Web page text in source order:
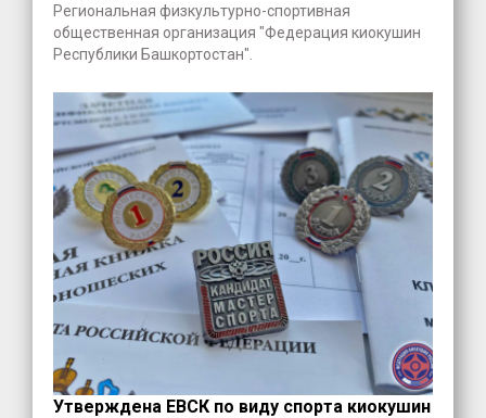
Региональная физкультурно-спортивная
общественная организация "Федерация киокушин
Республики Башкортостан".
Утверждена ЕВСК по виду спорта киокушин